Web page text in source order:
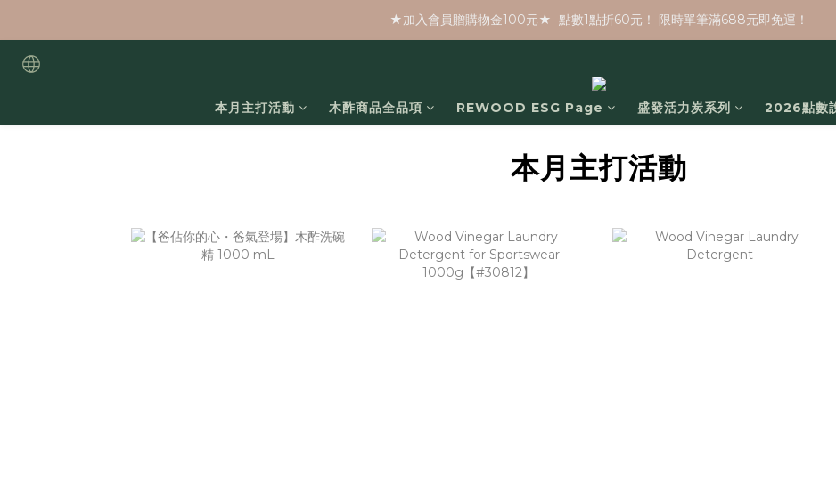
★加入會員贈購物金100元★  點數1點折60元！ 限時單筆滿688元即免運！
本月主打活動 木酢商品全品項 REWOOD ESG Page 盛發活力炭系列 2026點數
本月主打活動